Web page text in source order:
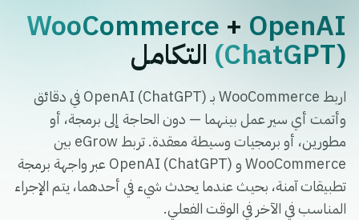
WooCommerce + OpenAI
(ChatGPT) التكامل
اربط WooCommerce بـ OpenAI (ChatGPT) في دقائق
وأتمت أي سير عمل بينهما — دون الحاجة إلى برمجة، أو
مطورين، أو برمجيات وسيطة معقدة. تربط eGrow بين
WooCommerce و OpenAI (ChatGPT) عبر واجهة برمجة
تطبيقات آمنة، بحيث عندما يحدث شيء في أحدهما، يتم الإجراء
المناسب في الآخر في الوقت الفعلي.